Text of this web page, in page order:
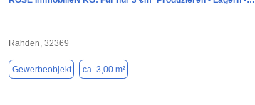
Rahden, 32369
Gewerbeobjekt ca. 3,00 m²